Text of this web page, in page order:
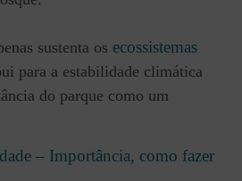
sustenta os ecossistemas
para a estabilidade climática
do parque como um
– Importância, como fazer